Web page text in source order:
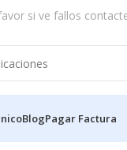
si ve fallos
BlogPagar Factura
70 Lite”